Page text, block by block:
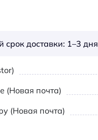
срок доставки: 1–3 дня
(Новая почта)
(Новая почта)